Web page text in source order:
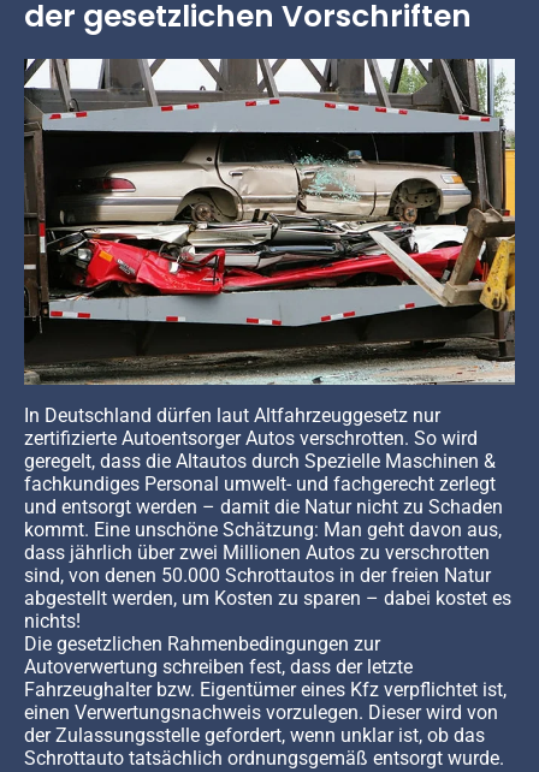
der gesetzlichen Vorschriften
In Deutschland dürfen laut Altfahrzeuggesetz nur
zertifizierte Autoentsorger Autos verschrotten. So wird
geregelt, dass die Altautos durch Spezielle Maschinen &
fachkundiges Personal umwelt- und fachgerecht zerlegt
und entsorgt werden – damit die Natur nicht zu Schaden
kommt. Eine unschöne Schätzung: Man geht davon aus,
dass jährlich über zwei Millionen Autos zu verschrotten
sind, von denen 50.000 Schrottautos in der freien Natur
abgestellt werden, um Kosten zu sparen – dabei kostet es
nichts!
Die gesetzlichen Rahmenbedingungen zur
Autoverwertung schreiben fest, dass der letzte
Fahrzeughalter bzw. Eigentümer eines Kfz verpflichtet ist,
einen Verwertungsnachweis vorzulegen. Dieser wird von
der Zulassungsstelle gefordert, wenn unklar ist, ob das
Schrottauto tatsächlich ordnungsgemäß entsorgt wurde.